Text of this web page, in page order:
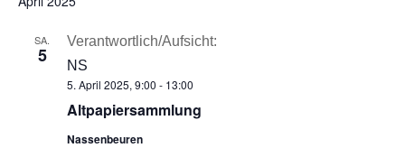
SA.
5
5. April 2025, 9:00 - 13:00
Altpapiersammlung
Nassenbeuren
Verantwortlich/Aufsicht:
NS